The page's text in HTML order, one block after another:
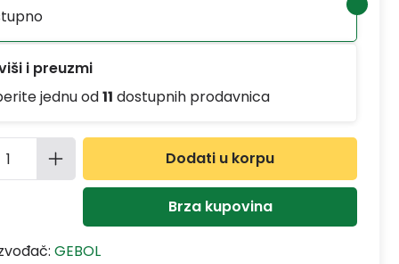
i preuzmi
jednu od11 dostupnih prodavnica
proizvoda: Unesite željenu
Dodati u korpu
Brza kupovina
GEBOL